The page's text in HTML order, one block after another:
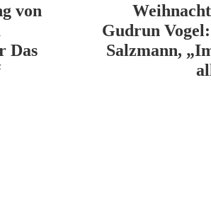
von
Das
Gudrun
Salzmann,